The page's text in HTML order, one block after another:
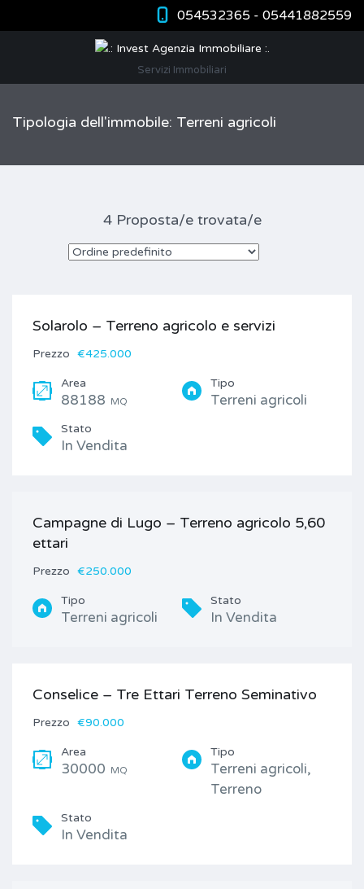
054532365 - 05441882559
Servizi Immobiliari
Tipologia dell'immobile: Terreni agricoli
4 Proposta/e trovata/e
Solarolo – Terreno agricolo e servizi
Prezzo €425.000
Area
88188 MQ
Tipo
Terreni agricoli
Stato
In Vendita
Campagne di Lugo – Terreno agricolo 5,60
ettari
Prezzo €250.000
Tipo
Terreni agricoli
Stato
In Vendita
Conselice – Tre Ettari Terreno Seminativo
Prezzo €90.000
Area
30000 MQ
Tipo
Terreni agricoli,
Terreno
Stato
In Vendita